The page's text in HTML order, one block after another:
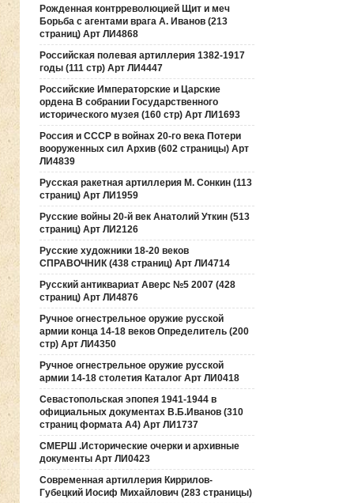
Рожденная контрреволюцией Щит и меч
Борьба с агентами врага А. Иванов (213
страниц) Арт ЛИ4868
Российская полевая артиллерия 1382-1917
годы (111 стр) Арт ЛИ4447
Российские Императорские и Царские
ордена В собрании Государственного
исторического музея (160 стр) Арт ЛИ1693
Россия и СССР в войнах 20-го века Потери
вооруженных сил Архив (602 страницы) Арт
ЛИ4839
Русская ракетная артиллерия М. Сонкин (113
страниц) Арт ЛИ1959
Русские войны 20-й век Анатолий Уткин (513
страниц) Арт ЛИ2126
Русские художники 18-20 веков
СПРАВОЧНИК (438 страниц) Арт ЛИ4714
Русский антиквариат Аверс №5 2007 (428
страниц) Арт ЛИ4876
Ручное огнестрельное оружие русской
армии конца 14-18 веков Определитель (200
стр) Арт ЛИ4350
Ручное огнестрельное оружие русской
армии 14-18 столетия Каталог Арт ЛИ0418
Севастопольская эпопея 1941-1944 в
официальных документах В.Б.Иванов (310
страниц формата А4) Арт ЛИ1737
СМЕРШ .Исторические очерки и архивные
документы Арт ЛИ0423
Современная артиллерия Киррилов-
Губецкий Иосиф Михайлович (283 страницы)